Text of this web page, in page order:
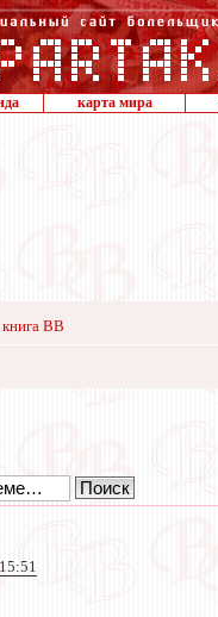
карта мира
книга ВВ